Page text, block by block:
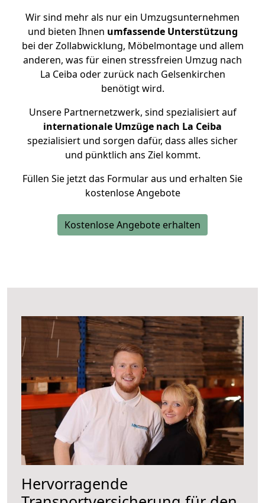
Wir sind mehr als nur ein Umzugsunternehmen
und bieten Ihnen umfassende Unterstützung
bei der Zollabwicklung, Möbelmontage und allem
anderen, was für einen stressfreien Umzug nach
La Ceiba oder zurück nach Gelsenkirchen
benötigt wird.
Unsere Partnernetzwerk, sind spezialisiert auf
internationale Umzüge nach La Ceiba
spezialisiert und sorgen dafür, dass alles sicher
und pünktlich ans Ziel kommt.
Füllen Sie jetzt das Formular aus und erhalten Sie
kostenlose Angebote
Kostenlose Angebote erhalten
Hervorragende